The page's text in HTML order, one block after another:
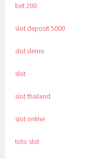
bet 200
slot deposit 5000
slot demo
slot
slot thailand
slot online
toto slot